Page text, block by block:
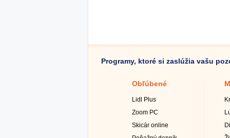
Programy, ktoré si zaslúžia vašu
Obľúbené
Lidl Plus
Zoom PC
Skicár online